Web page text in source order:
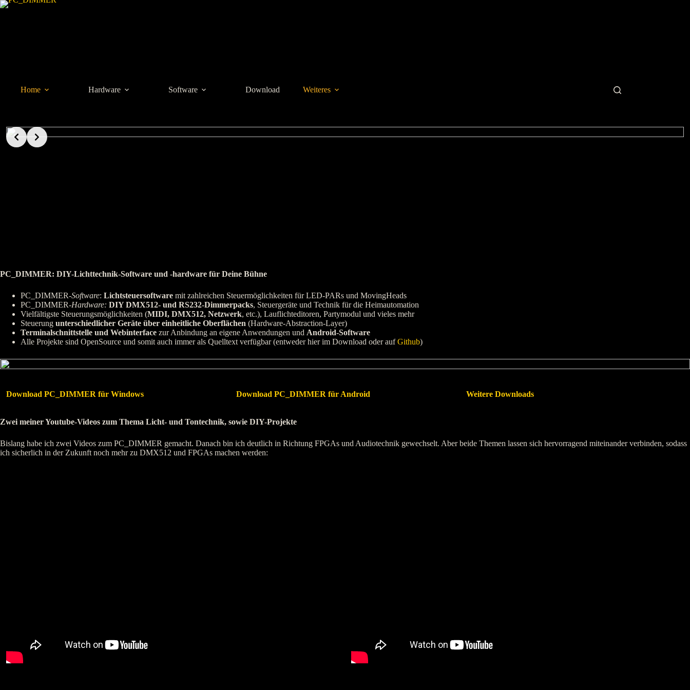
Zum
Home Hardware Software Download Weiteres
PC_DIMMER: DIY-Lichttechnik-Software und -hardware für Deine Bühne
PC_DIMMER-Software: Lichtsteuersoftware mit zahlreichen Steuermöglichkeiten für LED-PARs und MovingHeads
PC_DIMMER-Hardware: DIY DMX512- und RS232-Dimmerpacks, Steuergeräte und Technik für die Heimautomation
Vielfältigste Steuerungsmöglichkeiten (MIDI, DMX512, Netzwerk, etc.), Lauflichteditoren, Partymodul und vieles mehr
Steuerung unterschiedlicher Geräte über einheitliche Oberflächen (Hardware-Abstraction-Layer)
Terminalschnittstelle und Webinterface zur Anbindung an eigene Anwendungen und Android-Software
Alle Projekte sind OpenSource und somit auch immer als Quelltext verfügbar (entweder hier im Download oder aufGithub)
Download PC_DIMMER für Windows Download PC_DIMMER für Android Weitere Downloads
Zwei meiner Youtube-Videos zum Thema Licht- und Tontechnik, sowie DIY-Projekte
Bislang habe ich zwei Videos zum PC_DIMMER gemacht. Danach bin ich deutlich in Richtung FPGAs und Audiotechnik gewechselt. Aber beide Themen lassen sich hervorragend miteinander verbinden, sodass
ich sicherlich in der Zukunft noch mehr zu DMX512 und FPGAs machen werden: